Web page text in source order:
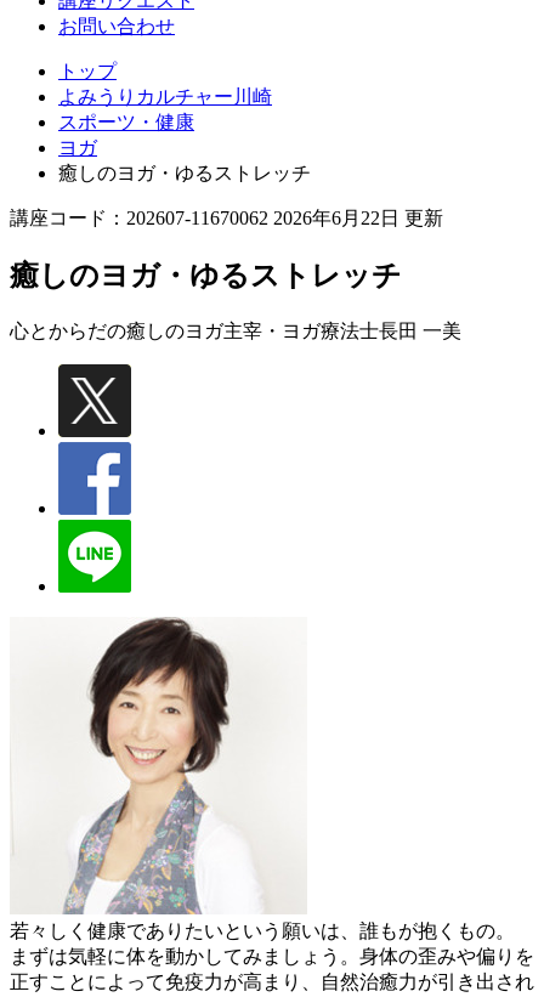
お問い合わせ
トップ
よみうりカルチャー川崎
スポーツ・健康
ヨガ
癒しのヨガ・ゆるストレッチ
講座コード：202607-11670062 2026年6月22日 更新
癒しのヨガ・ゆるストレッチ
心とからだの癒しのヨガ主宰・ヨガ療法士長田 一美
若々しく健康でありたいという願いは、誰もが抱くもの。
まずは気軽に体を動かしてみましょう。身体の歪みや偏りを
正すことによって免疫力が高まり、自然治癒力が引き出され